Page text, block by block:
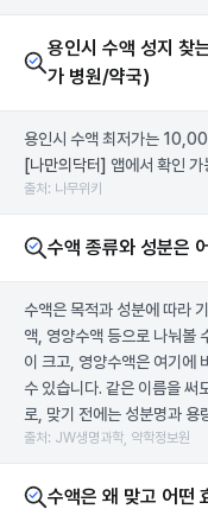
용인시 수액 성지 찾
가 병원/약국)
용인시 수액 최저가는
[나만의닥터] 앱에서 확인 가
출처: 나무위키
수액 종류와 성분은
수액은 목적과 성분에 따라
액, 영양수액 등으로 나눠볼
이 크고, 영양수액은 여기에
수 있습니다. 같은 이름을 써
로, 맞기 전에는 성분명과 용
출처: JW생명과학, 약학정보원
수액은 왜 맞고 어떤